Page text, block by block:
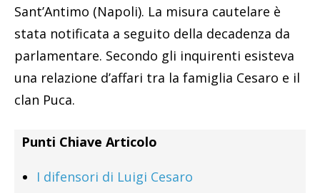
Sant’Antimo (Napoli). La misura cautelare è
stata notificata a seguito della decadenza da
parlamentare. Secondo gli inquirenti esisteva
una relazione d’affari tra la famiglia Cesaro e il
clan Puca.
Punti Chiave Articolo
I difensori di Luigi Cesaro